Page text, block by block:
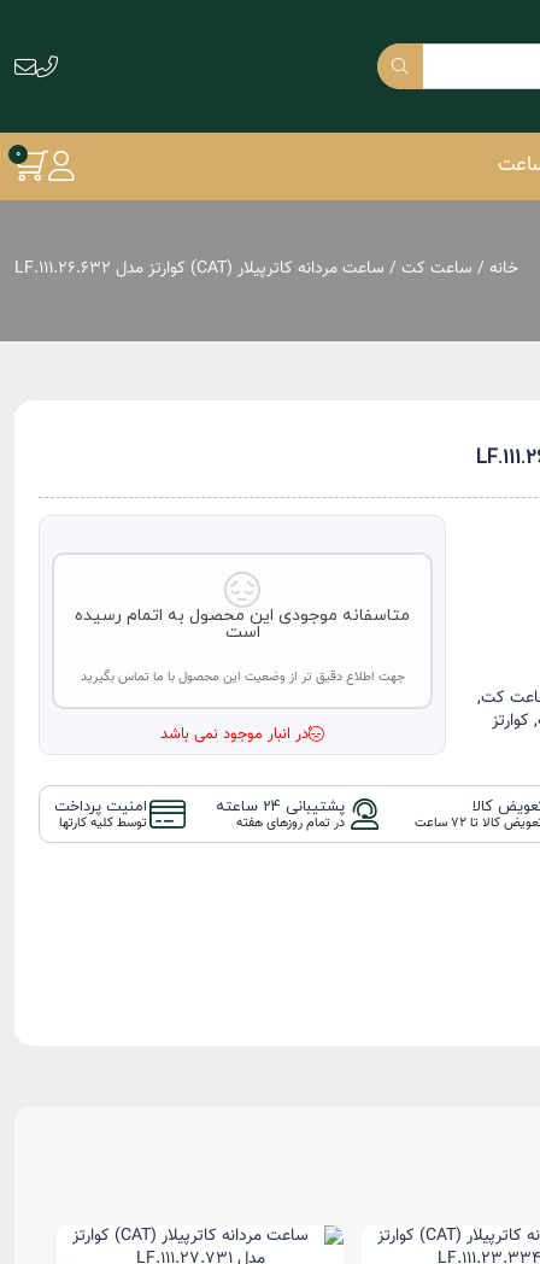
Just Cavalli
پلیس Police
لوسین‌ روشا
Lucien Rochat
پیکتو PICTO
اسلازنجر slazenger
مایکل تامی
Michael Tommy
اکسسوری
خانه / ساعت کت / ساعت مردانه کاترپیلار (CAT) کوارتز مدل LF.111.26.632
کت,
, کوارتز
متاسفانه موجودی این محصول به اتمام رسیده
است
جهت اطلاع دقیق تر از وضعیت این محصول با ما تماس بگیرید
در انبار موجود نمی باشد
کالا
کالا تا ۷۲ ساعت
پشتیبانی 24 ساعته
در تمام روزهای هفته
امنیت پرداخت
توسط کلیه کارتها